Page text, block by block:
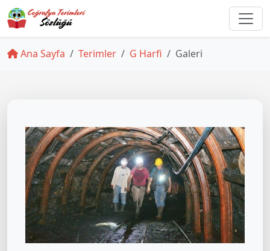
Ana Sayfa Terimler G Harfi Galeri